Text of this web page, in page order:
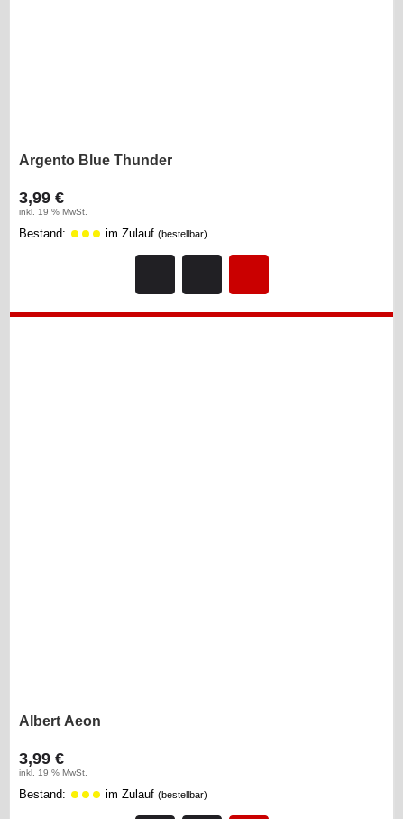
Argento Blue Thunder
3,99 €
inkl. 19 % MwSt.
Bestand: im Zulauf (bestellbar)
Albert Aeon
3,99 €
inkl. 19 % MwSt.
Bestand: im Zulauf (bestellbar)